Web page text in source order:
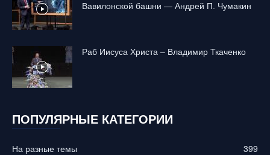
Вавилонской башни — Андрей П. Чумакин
Раб Иисуса Христа – Владимир Ткаченко
ПОПУЛЯРНЫЕ КАТЕГОРИИ
На разные темы
399